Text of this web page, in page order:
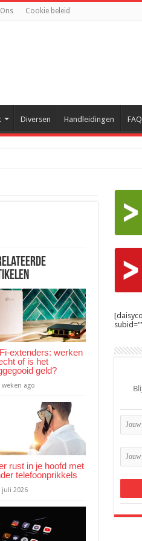
Cookie beleid
Diversen Handleidingen FAQ
extenders: werken
of is het
geld?
weken ago
rust in je hoofd met
telefoonprikkels
juli 2026